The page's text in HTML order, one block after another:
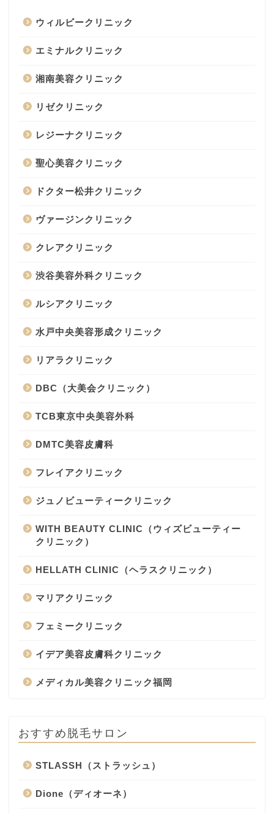
ウィルビークリニック
エミナルクリニック
湘南美容クリニック
リゼクリニック
レジーナクリニック
聖心美容クリニック
ドクター松井クリニック
ヴァージンクリニック
クレアクリニック
渋谷美容外科クリニック
ルシアクリニック
水戸中央美容形成クリニック
リアラクリニック
DBC（大美会クリニック）
TCB東京中央美容外科
DMTC美容皮膚科
フレイアクリニック
ジュノビューティークリニック
WITH BEAUTY CLINIC（ウィズビューティー
クリニック）
HELLATH CLINIC（ヘラスクリニック）
マリアクリニック
フェミークリニック
イデア美容皮膚科クリニック
メディカル美容クリニック福岡
おすすめ脱毛サロン
STLASSH（ストラッシュ）
Dione（ディオーネ）